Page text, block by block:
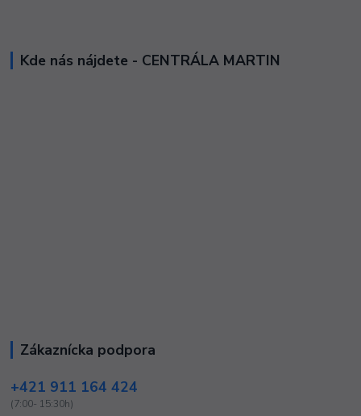
Kde nás nájdete - CENTRÁLA MARTIN
Zákaznícka podpora
+421 911 164 424
(7:00- 15:30h)